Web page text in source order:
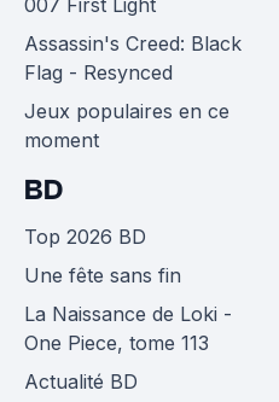
007 First Light
Assassin's Creed: Black
Flag - Resynced
Jeux populaires en ce
moment
BD
Top 2026 BD
Une fête sans fin
La Naissance de Loki -
One Piece, tome 113
Actualité BD